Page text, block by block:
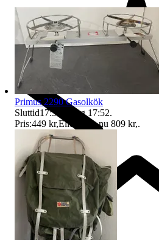
Primus 2290 Gasolkök
Sluttid17:52 6 aug 17:52.
Pris:449 kr,Eller Köp nu 809 kr,.